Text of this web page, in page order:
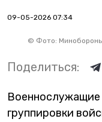
09-05-2026 07:34
© Фото:
Поделиться:
группировки